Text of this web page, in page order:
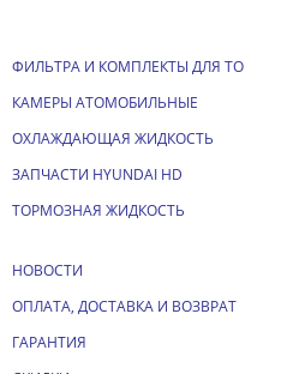
ФИЛЬТРА И КОМПЛЕКТЫ ДЛЯ ТО
КАМЕРЫ АТОМОБИЛЬНЫЕ
ОХЛАЖДАЮЩАЯ ЖИДКОСТЬ
ЗАПЧАСТИ HYUNDAI HD
ТОРМОЗНАЯ ЖИДКОСТЬ
НОВОСТИ
ОПЛАТА, ДОСТАВКА И ВОЗВРАТ
ГАРАНТИЯ